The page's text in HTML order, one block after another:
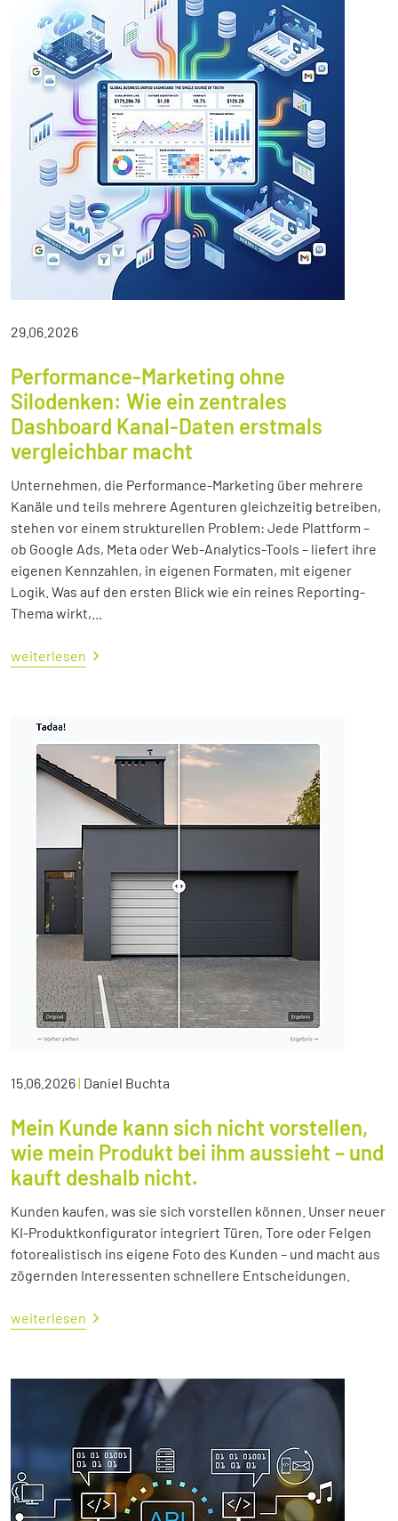
29.06.2026
Performance-Marketing ohne
Silodenken: Wie ein zentrales
Dashboard Kanal-Daten erstmals
vergleichbar macht
Unternehmen, die Performance-Marketing über mehrere
Kanäle und teils mehrere Agenturen gleichzeitig betreiben,
stehen vor einem strukturellen Problem: Jede Plattform –
ob Google Ads, Meta oder Web-Analytics-Tools – liefert ihre
eigenen Kennzahlen, in eigenen Formaten, mit eigener
Logik. Was auf den ersten Blick wie ein reines Reporting-
Thema wirkt,...
weiterlesen
15.06.2026| Daniel Buchta
Mein Kunde kann sich nicht vorstellen,
wie mein Produkt bei ihm aussieht – und
kauft deshalb nicht.
Kunden kaufen, was sie sich vorstellen können. Unser neuer
KI-Produktkonfigurator integriert Türen, Tore oder Felgen
fotorealistisch ins eigene Foto des Kunden – und macht aus
zögernden Interessenten schnellere Entscheidungen.
weiterlesen